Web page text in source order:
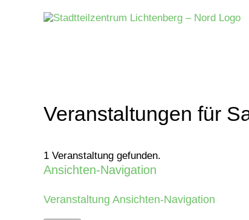
Veranstaltungen für
1 Veranstaltung gefunden.
Veranstaltungen
für
Ansichten-Navigation
Veranstaltung Ansichten-Navigation